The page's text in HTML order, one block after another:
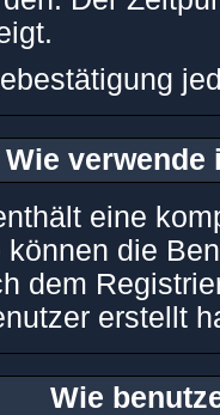
Wie
eine
die
dem
erstellt
Wie